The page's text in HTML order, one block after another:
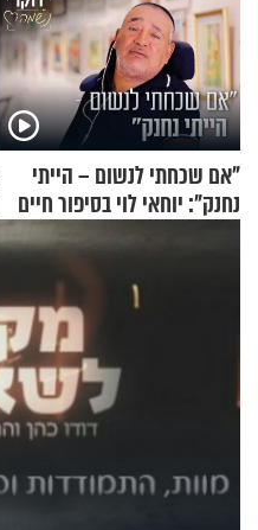
"אם שכחתי לנשום – הייתי
נחנק": יוחאי לוי בסיפור חיים